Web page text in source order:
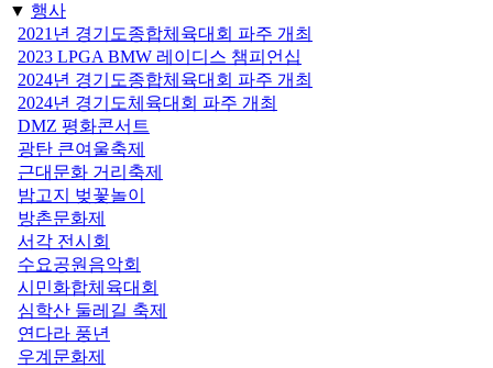
▼ 행사
2021년 경기도종합체육대회 파주 개최
2023 LPGA BMW 레이디스 챔피언십
2024년 경기도종합체육대회 파주 개최
2024년 경기도체육대회 파주 개최
DMZ 평화콘서트
광탄 큰여울축제
근대문화 거리축제
밤고지 벚꽃놀이
방촌문화제
서각 전시회
수요공원음악회
시민화합체육대회
심학산 둘레길 축제
연다라 풍년
우계문화제